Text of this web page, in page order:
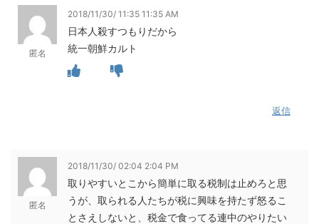
匿名
2018/11/30/ 11:35 11:35 AM
日本人殺すつもりだから
統一朝鮮カルト
返信
匿名
2018/11/30/ 02:04 2:04 PM
取りやすいとこから簡単に取る税制は止めろと思
うが、取られる人たちが税に興味を持たず怒るこ
とさえしないと、税金で食ってる連中のやりたい